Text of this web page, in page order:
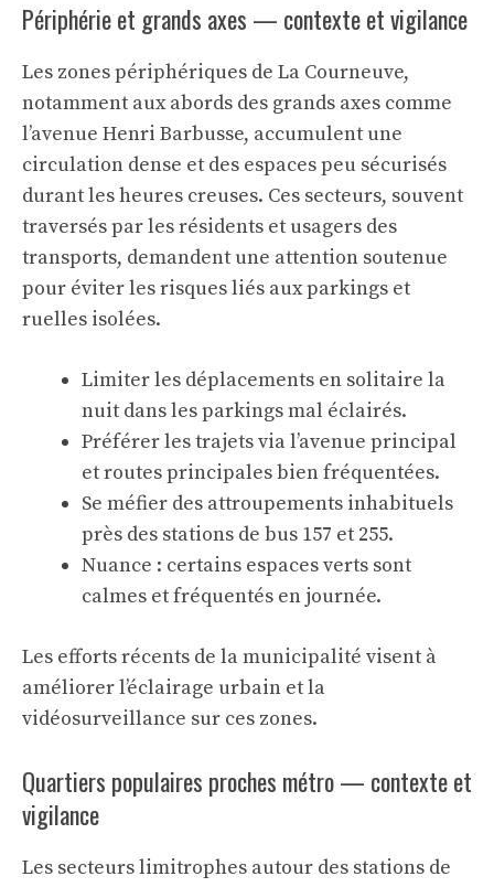
Périphérie et grands axes — contexte et vigilance
Les zones périphériques de La Courneuve,
notamment aux abords des grands axes comme
l’avenue Henri Barbusse, accumulent une
circulation dense et des espaces peu sécurisés
durant les heures creuses. Ces secteurs, souvent
traversés par les résidents et usagers des
transports, demandent une attention soutenue
pour éviter les risques liés aux parkings et
ruelles isolées.
Limiter les déplacements en solitaire la
nuit dans les parkings mal éclairés.
Préférer les trajets via l’avenue principal
et routes principales bien fréquentées.
Se méfier des attroupements inhabituels
près des stations de bus 157 et 255.
Nuance : certains espaces verts sont
calmes et fréquentés en journée.
Les efforts récents de la municipalité visent à
améliorer l’éclairage urbain et la
vidéosurveillance sur ces zones.
Quartiers populaires proches métro — contexte et
vigilance
Les secteurs limitrophes autour des stations de